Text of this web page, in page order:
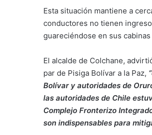
Esta situación mantiene a
conductores no tienen
guareciéndose en sus
El alcalde de Colchane,
par de Pisiga Bolívar a la Paz,
Bolívar y autoridades de
las autoridades de Chile
Complejo Fronterizo
son indispensables para